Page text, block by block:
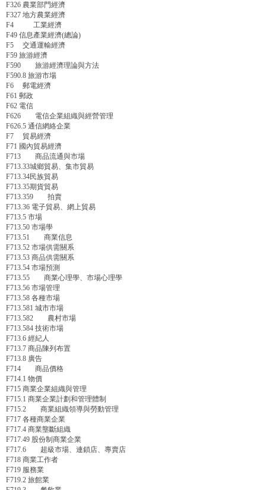
F326 農業部門經濟
F327 地方農業經濟
F4 工業經濟
F49 信息產業經濟(總論)
F5 交通運輸經濟
F59 旅游經濟
F590 旅游經濟理論與方法
F590.8 旅游市場
F6 郵電經濟
F61 郵政
F62 電信
F626 電信企業組織與經營管理
F626.5 通信網絡企業
F7 貿易經濟
F71 國內貿易經濟
F713 商品流通與市場
F713.33城鄉貿易、集市貿易
F713.34民族貿易
F713.35期貨貿易
F713.359 拍賣
F713.36 電子貿易、網上貿易
F713.5 市場
F713.50 市場學
F713.51 商業信息
F713.52 市場供需關系
F713.53 商品供需關系
F713.54 市場預測
F713.55 商業心理學、市場心理學
F713.56 市場管理
F713.58 各種市場
F713.581 城市市場
F713.582 農村市場
F713.584 技術市場
F713.6 經紀人
F713.7 商品陳列布置
F713.8 廣告
F714 商品價格
F714.1 物價
F715 商業企業組織與管理
F715.1 商業企業計劃和管理體制
F715.2 商業組織領導與勞動管理
F717 各種商業企業
F717.4 商業壟斷組織
F717.49 股份制商業企業
F717.6 超級市場、連鎖店、專賣店
F718 商業工作者
F719 服務業
F719.2 旅館業